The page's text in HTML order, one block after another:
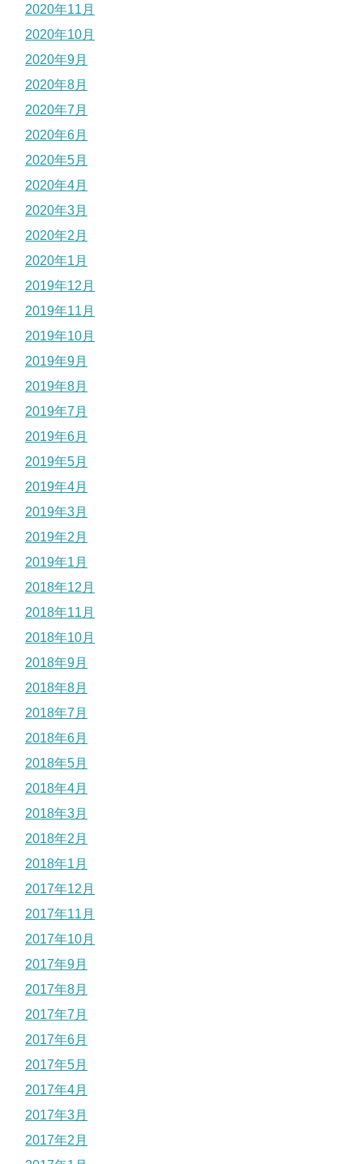
2020年11月
2020年10月
2020年9月
2020年8月
2020年7月
2020年6月
2020年5月
2020年4月
2020年3月
2020年2月
2020年1月
2019年12月
2019年11月
2019年10月
2019年9月
2019年8月
2019年7月
2019年6月
2019年5月
2019年4月
2019年3月
2019年2月
2019年1月
2018年12月
2018年11月
2018年10月
2018年9月
2018年8月
2018年7月
2018年6月
2018年5月
2018年4月
2018年3月
2018年2月
2018年1月
2017年12月
2017年11月
2017年10月
2017年9月
2017年8月
2017年7月
2017年6月
2017年5月
2017年4月
2017年3月
2017年2月